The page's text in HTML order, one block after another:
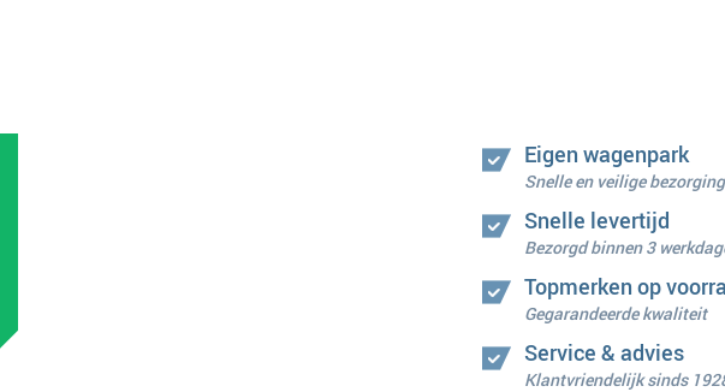
Eigen wagenpark
Snelle en veilige bezorging
Snelle levertijd
Bezorgd binnen 3
Topmerken op
Gegarandeerde kwaliteit
Service & advies
Klantvriendelijk sinds